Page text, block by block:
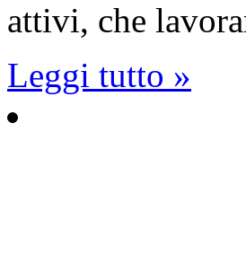
attivi, che
Leggi tutto »